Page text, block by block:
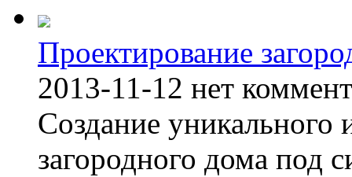
Проектирование
2013-11-12 нет
Создание уникального
загородного дома под